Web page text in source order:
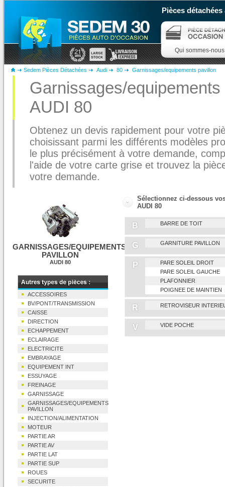
Pièces
Qui sommes-
Sedem Pièces Détachées Audi 80 Garnissages/equipements pavillon
Garnissages/
AUDI 80
Obtenez un devis rapidement pour votre
choisissant parmi les différents modèles
le plus précisément à votre demande,
l'aide de votre carte grise et trouvez la
votre demande.
GARNISSAGES/EQUIPEMENTS
PAVILLON
AUDI 80
ACCESSOIRES
BV/PONT/TRANSMISSION
CAISSE
DIRECTION
ECHAPPEMENT
ECLAIRAGE
ELECTRICITE
EMBRAYAGE
EQUIPEMENT INT
ESSUYAGE
FREINAGE
GARNISSAGE
GARNISSAGES/EQUIPEMENTS
PAVILLON
INJECTION/ALIMENTATION
MOTEUR
PARTIE AR
PARTIE AV
PARTIE LAT
PARTIE SUP
ROUES
SECURITE
Sélectionnez ci-dessous
AUDI 80
B BARRE DE TOIT
G GARNITURE PAVILLON
P
PARE SOLEIL DROIT
PARE SOLEIL GAUCHE
PLAFONNIER
POIGNEE DE MAINTIEN
R RETROVISEUR
V VIDE POCHE